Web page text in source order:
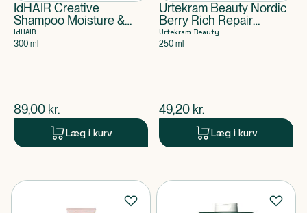
IdHAIR Creative
Shampoo Moisture &
Repair
IdHAIR
300 ml
$nuværende pris
89,00 kr.
Læg i kurv
Urtekram Beauty Nordic
Berry Rich Repair
Shampoo
Urtekram Beauty
250 ml
$nuværende pris
49,20 kr.
Læg i kurv